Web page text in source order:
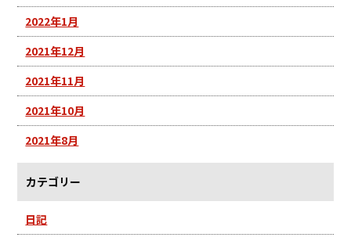
2022年1月
2021年12月
2021年11月
2021年10月
2021年8月
カテゴリー
日記